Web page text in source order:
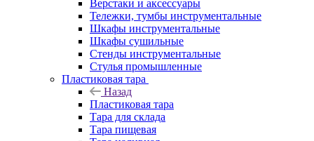
Верстаки и аксессуары
Тележки, тумбы инструментальные
Шкафы инструментальные
Шкафы сушильные
Стенды инструментальные
Cтулья промышленные
Пластиковая тара
Назад
Пластиковая тара
Тара для склада
Тара пищевая